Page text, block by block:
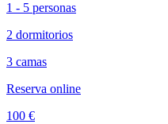
1 - 5 personas
2 dormitorios
3 camas
Reserva online
100 €